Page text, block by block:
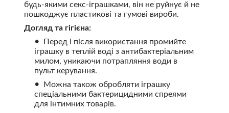
будь-якими секс-іграшками, він не руйнує й не
пошкоджує пластикові та гумові вироби.
Догляд та гігієна:
Перед і після використання промийте
іграшку в теплій воді з антибактеріальним
милом, уникаючи потрапляння води в
пульт керування.
Можна також обробляти іграшку
спеціальними бактерицидними спреями
для інтимних товарів.